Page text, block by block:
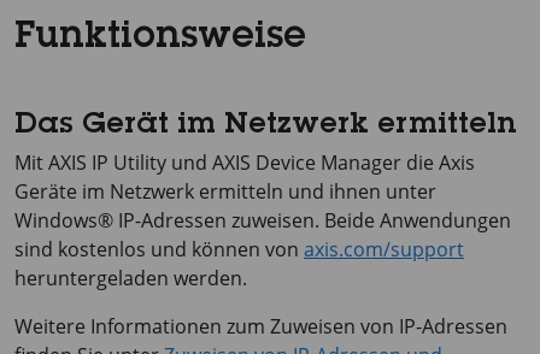
Funktionsweise
Das Gerät im Netzwerk ermitteln
MitAXIS IP Utility und AXIS Device Manager die Axis
Geräte im Netzwerk ermitteln und ihnen unter
Windows® IP-Adressen zuweisen. Beide Anwendungen
sind kostenlos und können von axis.com/support
heruntergeladen werden.
Weitere Informationen zum Zuweisen von IP-Adressen